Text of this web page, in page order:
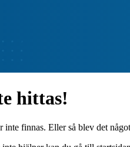
hittas!
inte finnas. Eller så blev det